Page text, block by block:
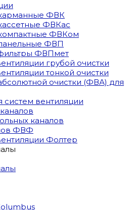
ФВК
ФВКас
ФВКом
ФВП
ФВПмет
грубой очистки
тонкой очистки
очистки (ФВА) для
систем вентиляции
каналов
ФВФ
Фолтер